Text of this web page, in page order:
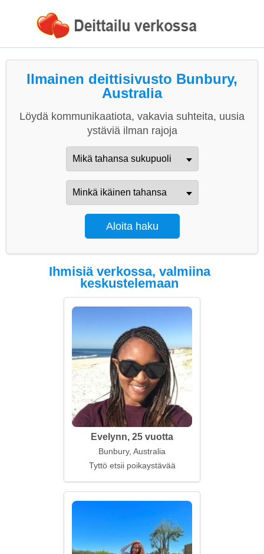
Ilmainen deittisivusto Bunbury,
Australia
Löydä kommunikaatiota, vakavia suhteita, uusia
ystäviä ilman rajoja
Ihmisiä verkossa, valmiina
keskustelemaan
Evelynn, 25 vuotta
Bunbury, Australia
Tyttö etsii poikaystävää